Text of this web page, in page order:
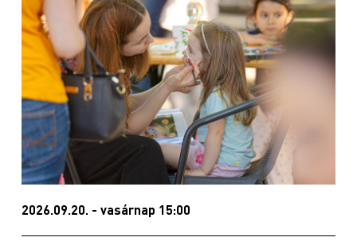
2026.09.20. - vasárnap 15:00